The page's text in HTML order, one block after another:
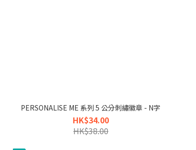
PERSONALISE ME 系列 5 公分刺繡徽章 - N字
HK$34.00
HK$38.00